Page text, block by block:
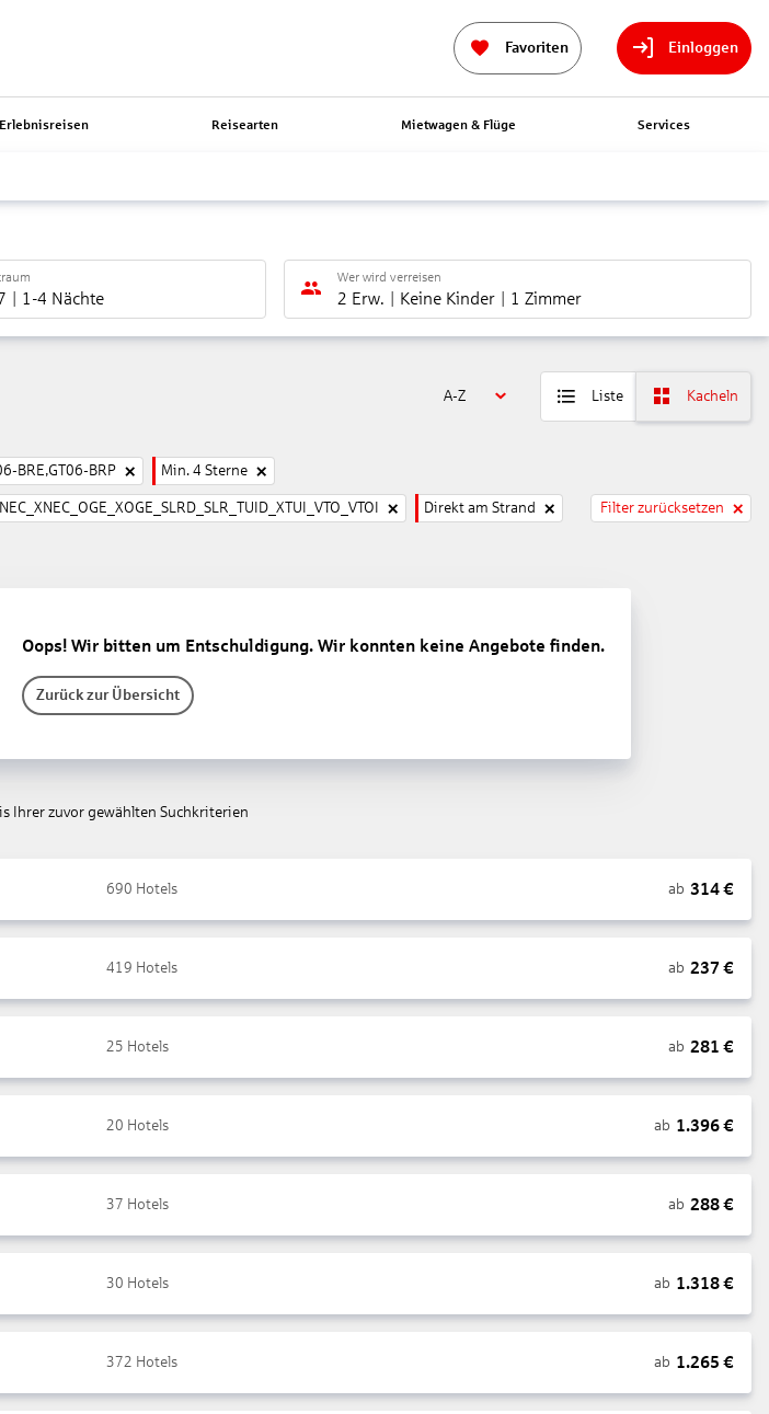
Favoriten Einloggen
Erlebnisreisen Reisearten Mietwagen & Flüge Services
1-4 Nächte
Wer wird verreisen
2 Erw. Keine Kinder 1 Zimmer
A-Z Liste Kacheln
BRE,GT06-BRP Min. 4 Sterne
Direkt am Strand Filter zurücksetzen
Oops! Wir bitten um Entschuldigung. Wir konnten keine Angebote finden.
Zurück zur Übersicht
Ihrer zuvor gewählten Suchkriterien
690 Hotels ab 314€
419 Hotels ab 237 €
25 Hotels ab 281 €
20 Hotels ab 1.396€
37 Hotels ab 288€
30 Hotels ab 1.318€
372 Hotels ab 1.265 €